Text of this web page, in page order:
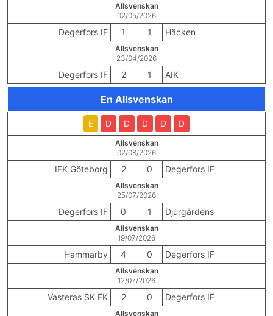
Allsvenskan
02/05/2026
Degerfors IF 1 1 Häcken
Allsvenskan
23/04/2026
Degerfors IF 2 1 AIK
En Allsvenskan
E D D D D D
Allsvenskan
02/08/2026
IFK Göteborg 2 0 Degerfors IF
Allsvenskan
25/07/2026
Degerfors IF 0 1 Djurgårdens
Allsvenskan
19/07/2026
Hammarby 4 0 Degerfors IF
Allsvenskan
12/07/2026
Vasteras SK FK 2 0 Degerfors IF
Allsvenskan